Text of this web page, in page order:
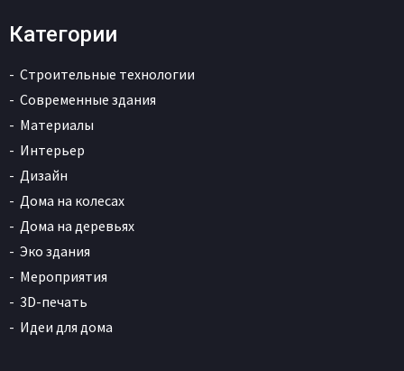
Категории
Строительные технологии
Современные здания
Материалы
Интерьер
Дизайн
Дома на колесах
Дома на деревьях
Эко здания
Мероприятия
3D-печать
Идеи для дома